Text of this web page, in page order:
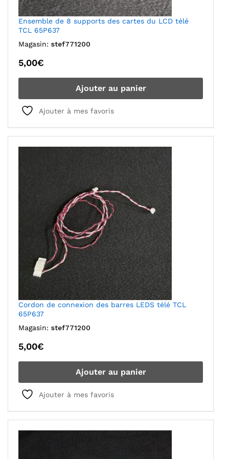
Ensemble de 8 supports des cartes du LCD télé
TCL 65P637
Magasin: stef771200
5,00€
Ajouter au panier
Ajouter à mes favoris
Cordon de connexion des barres LEDS télé TCL
65P637
Magasin: stef771200
5,00€
Ajouter au panier
Ajouter à mes favoris